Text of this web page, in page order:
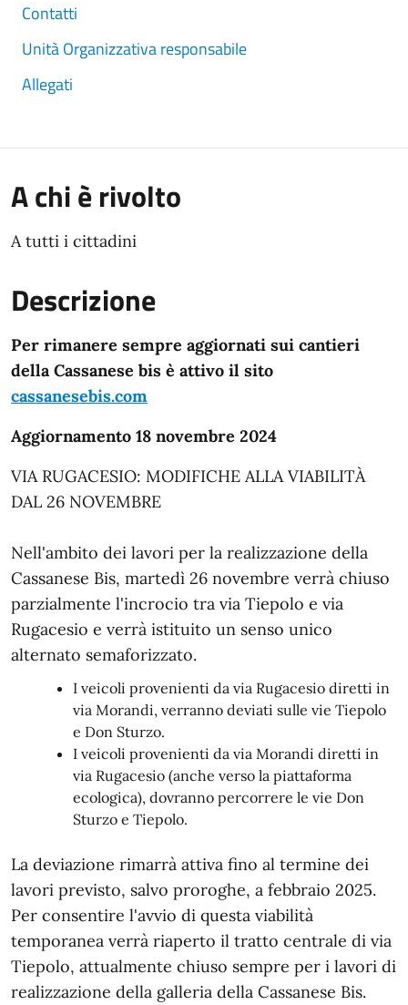
Contatti
Unità Organizzativa responsabile
Allegati
A chi è rivolto
A tutti i cittadini
Descrizione
Per rimanere sempre aggiornati sui cantieri
della Cassanese bis è attivo il sito
cassanesebis.com
Aggiornamento 18 novembre 2024
VIA RUGACESIO: MODIFICHE ALLA VIABILITÀ
DAL 26 NOVEMBRE
Nell'ambito dei lavori per la realizzazione della
Cassanese Bis, martedì 26 novembre verrà chiuso
parzialmente l'incrocio tra via Tiepolo e via
Rugacesio e verrà istituito un senso unico
alternato semaforizzato.
I veicoli provenienti da via Rugacesio diretti in
via Morandi, verranno deviati sulle vie Tiepolo
e Don Sturzo.
I veicoli provenienti da via Morandi diretti in
via Rugacesio (anche verso la piattaforma
ecologica), dovranno percorrere le vie Don
Sturzo e Tiepolo.
La deviazione rimarrà attiva fino al termine dei
lavori previsto, salvo proroghe, a febbraio 2025.
Per consentire l'avvio di questa viabilità
temporanea verrà riaperto il tratto centrale di via
Tiepolo, attualmente chiuso sempre per i lavori di
realizzazione della galleria della Cassanese Bis.